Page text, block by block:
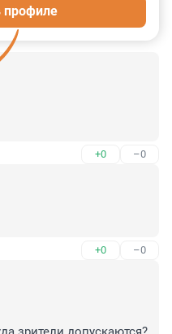
профиле
+0 –0
+0 –0